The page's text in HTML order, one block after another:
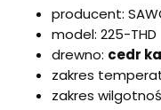
producent:
model: 225-THD
drewno: cedr
zakres
zakres